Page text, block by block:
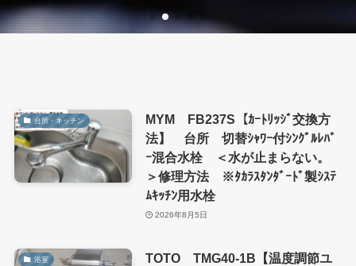
台所・キッチン
MYM FB237S【ｶｰﾄﾘｯｼﾞ交換方
法】 台所 切替ｼｬﾜｰ付ｼﾝｸﾞﾙﾚﾊﾞ
ｰ混合水栓 ＜水が止まらない。
＞修理方法 ※ﾀｶﾗｽﾀﾝﾀﾞｰﾄﾞ製ｼｽﾃ
ﾑｷｯﾁﾝ用水栓
2026年8月5日
浴室 TOTO TMG40-1B【温度調節ユ